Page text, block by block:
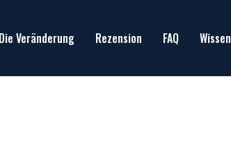
Die Veränderung Rezension FAQ Wissen